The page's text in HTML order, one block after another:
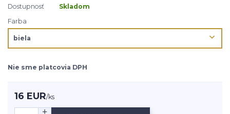
Dostupnosť
Skladom
Farba
Nie sme platcovia DPH
16 EUR/ks